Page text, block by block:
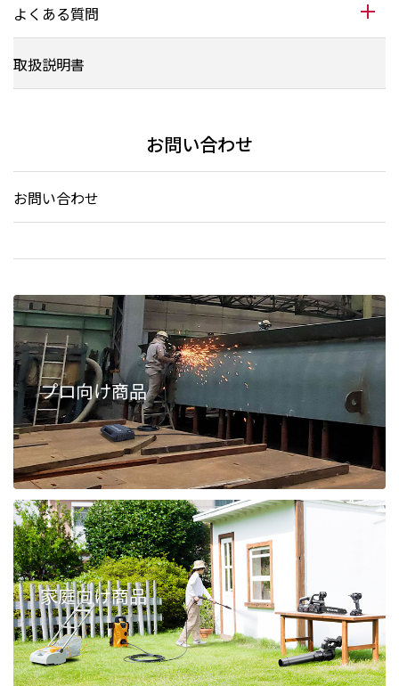
よくある質問
取扱説明書
お問い合わせ
お問い合わせ
プロ向け商品
家庭向け商品